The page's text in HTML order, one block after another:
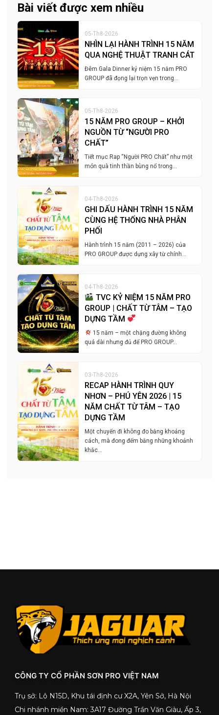
Bài viết được xem nhiều
05-Th8-2026
NHÌN LẠI HÀNH TRÌNH 15 NĂM
QUA NGHỆ THUẬT TRANH CÁT
Đêm Gala Dinner kỷ niệm 15 năm PRO
GROUP đã đọng lại trọn vẹn trong…
05-Th8-2026
15 NĂM PRO GROUP – KHỞI
NGUỒN TỪ “NGƯỜI PRO
CHẤT”
Tiết mục Rap “Người PRO Chất” như một
món quà tinh thần bùng nổ trong…
04-Th8-2026
GHI DẤU HÀNH TRÌNH 15 NĂM
CÙNG HỆ THỐNG NHÀ PHÂN
PHỐI
Hành trình 15 năm (2011 – 2026) của
PRO GROUP được dựng xây từ chính…
04-Th8-2026
TVC KỶ NIỆM 15 NĂM PRO
GROUP | CHẤT TỪ TÂM – TẠO
DỰNG TẦM
15 năm – một chặng đường không
quá dài nhưng đủ để PRO GROUP…
03-Th8-2026
RECAP HÀNH TRÌNH QUY
NHƠN – PHÚ YÊN 2026 | 15
NĂM CHẤT TỪ TÂM – TẠO
DỰNG TẦM
Một chuyến đi không đo bằng khoảng
cách, mà đong đếm bằng những khoảnh
khắc…
CÔNG TY CỔ PHẦN SƠN PRO VIỆT NAM
Trụ sở: Lô N15D, Khu tái định cư X2A, Yên Sở, Hà Nội
Chi nhánh miền Nam: 3A17 Đường Trần Văn Giàu, Ấp 3,